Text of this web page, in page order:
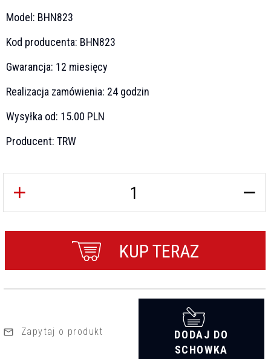
Model: BHN823
Kod producenta: BHN823
Gwarancja: 12 miesięcy
Realizacja zamówienia: 24 godzin
Wysyłka od: 15.00 PLN
Producent: TRW
KUP TERAZ
Zapytaj o produkt
DODAJ DO
SCHOWKA